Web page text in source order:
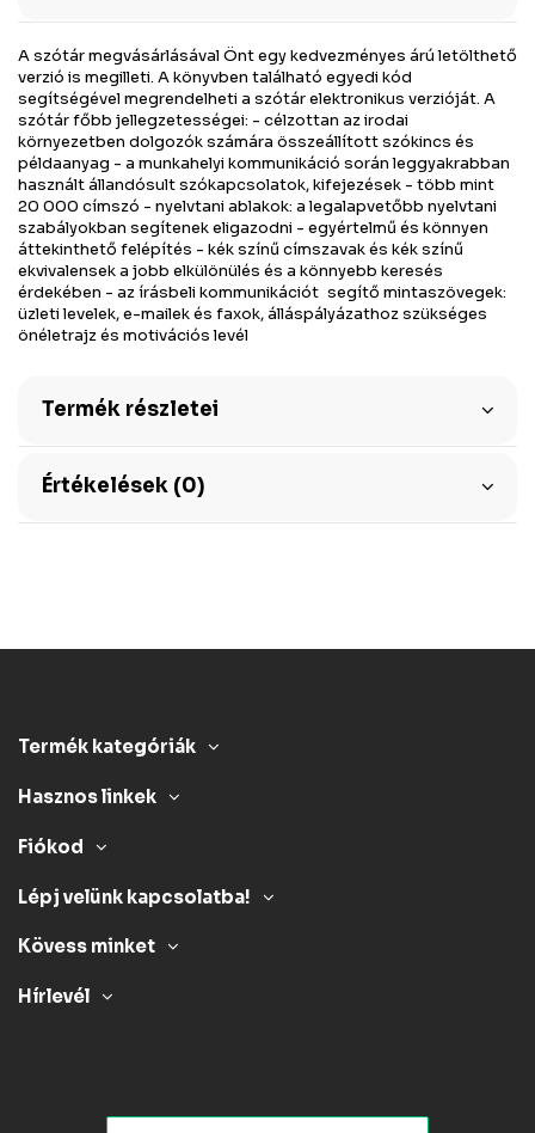
A szótár megvásárlásával Önt egy kedvezményes árú letölthető
verzió is megilleti. A könyvben található egyedi kód
segítségével megrendelheti a szótár elektronikus verzióját. A
szótár főbb jellegzetességei: - célzottan az irodai
környezetben dolgozók számára összeállított szókincs és
példaanyag - a munkahelyi kommunikáció során leggyakrabban
használt állandósult szókapcsolatok, kifejezések - több mint
20 000 címszó - nyelvtani ablakok: a legalapvetőbb nyelv­tani
szabályokban segítenek eligazodni - egyértelmű és könnyen
áttekinthető felépítés - kék színű címszavak és kék szí­nű
ekvivalensek a jobb elkülönülés és a könnyebb keresés
érdekében - az írásbeli kommunikációt segítő mintaszövegek:
üzleti levelek, e-mailek és faxok, álláspályázathoz szükséges
önéletrajz és motivációs levél
Termék részletei
Értékelések (0)
Termék kategóriák
Hasznos linkek
Fiókod
Lépj velünk kapcsolatba!
Kövess minket
Hírlevél